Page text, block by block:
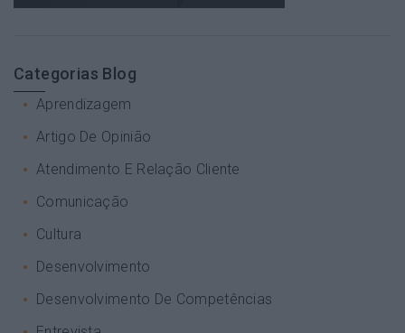
Categorias Blog
Aprendizagem
Artigo De Opinião
Atendimento E Relação Cliente
Comunicação
Cultura
Desenvolvimento
Desenvolvimento De Competências